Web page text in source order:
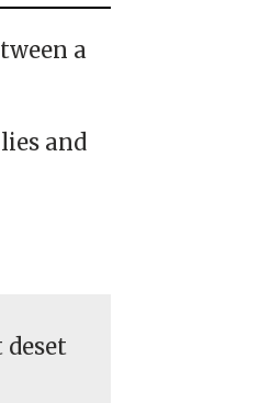
a
and
deset